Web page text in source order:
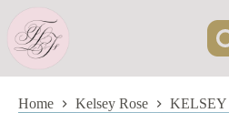
naar
inhoud
Home Kelsey Rose